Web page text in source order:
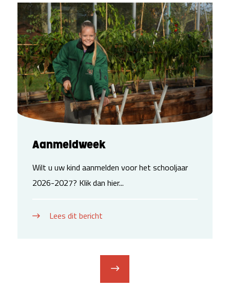
Aanmeldweek
Wilt u uw kind aanmelden voor het schooljaar
2026-2027? Klik dan hier...
Lees dit bericht